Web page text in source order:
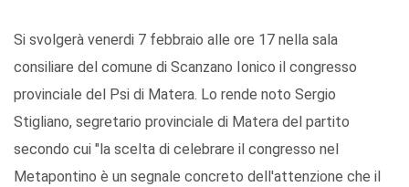
Si svolgerà venerdi 7 febbraio alle ore 17 nella sala
consiliare del comune di Scanzano Ionico il congresso
provinciale del Psi di Matera. Lo rende noto Sergio
Stigliano, segretario provinciale di Matera del partito
secondo cui "la scelta di celebrare il congresso nel
Metapontino è un segnale concreto dell'attenzione che il